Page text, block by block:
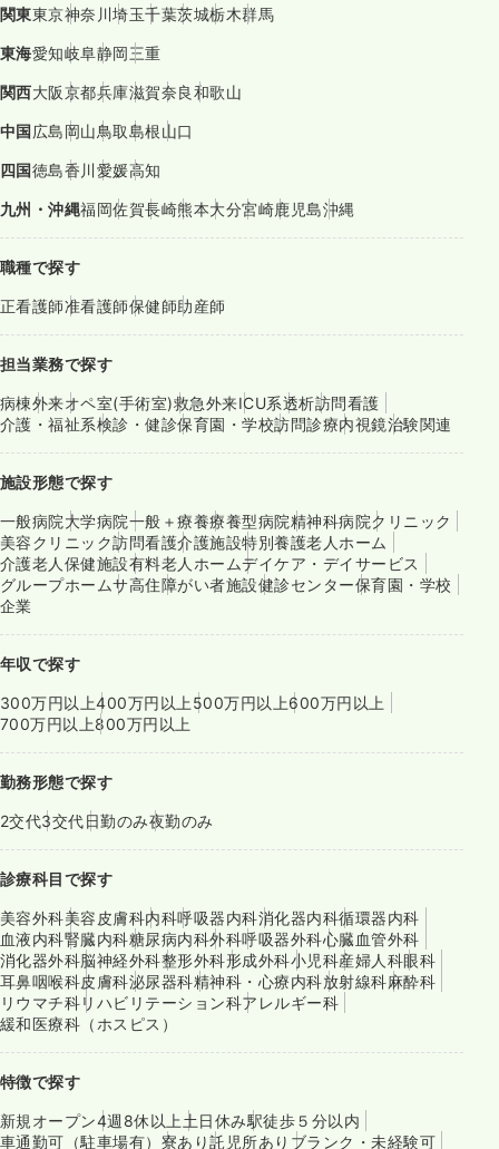
関東東京神奈川埼玉千葉茨城栃木群馬
東海愛知岐阜静岡三重
関西大阪京都兵庫滋賀奈良和歌山
中国 広島 岡山鳥取島根山口
四国徳島香川 愛媛高知
九州・沖縄福岡佐賀長崎熊本大分宮崎鹿児島沖縄
職種で探す
正看護師准看護師保健師助産師
担当業務で探す
病棟外来オペ室(手術室)救急外来ICU系透析訪問看護
介護・福祉系検診・健診保育園・学校訪問診療内視鏡治験関連
施設形態で探す
一般病院大学病院一般＋療養療養型病院精神科病院クリニック
美容クリニック訪問看護介護施設特別養護老人ホーム
介護老人保健施設有料老人ホームデイケア・デイサービス
グループホームサ高住障がい者施設健診センター保育園・学校
企業
年収で探す
300万円以上400万円以上500万円以上600万円以上
700万円以上800万円以上
勤務形態で探す
2交代3交代日勤のみ夜勤のみ
診療科目で探す
美容外科美容皮膚科内科呼吸器内科消化器内科循環器内科
血液内科腎臓内科糖尿病内科外科呼吸器外科心臓血管外科
消化器外科脳神経外科整形外科形成外科小児科産婦人科眼科
耳鼻咽喉科皮膚科泌尿器科精神科・心療内科放射線科麻酔科
リウマチ科リハビリテーション科アレルギー科
緩和医療科（ホスピス）
特徴で探す
新規オープン4週8休以上土日休み駅徒歩５分以内
車通勤可（駐車場有） 寮あり託児所あり ブランク・未経験可